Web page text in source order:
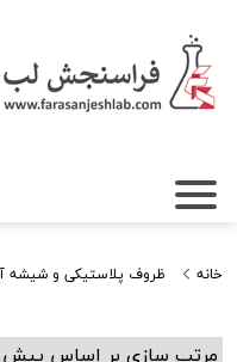
خانه ظروف پلاستیکی و شیشه